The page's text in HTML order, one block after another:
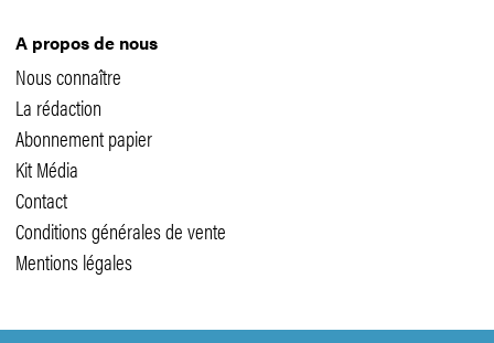
A propos de nous
Nous connaître
La rédaction
Abonnement papier
Kit Média
Contact
Conditions générales de vente
Mentions légales